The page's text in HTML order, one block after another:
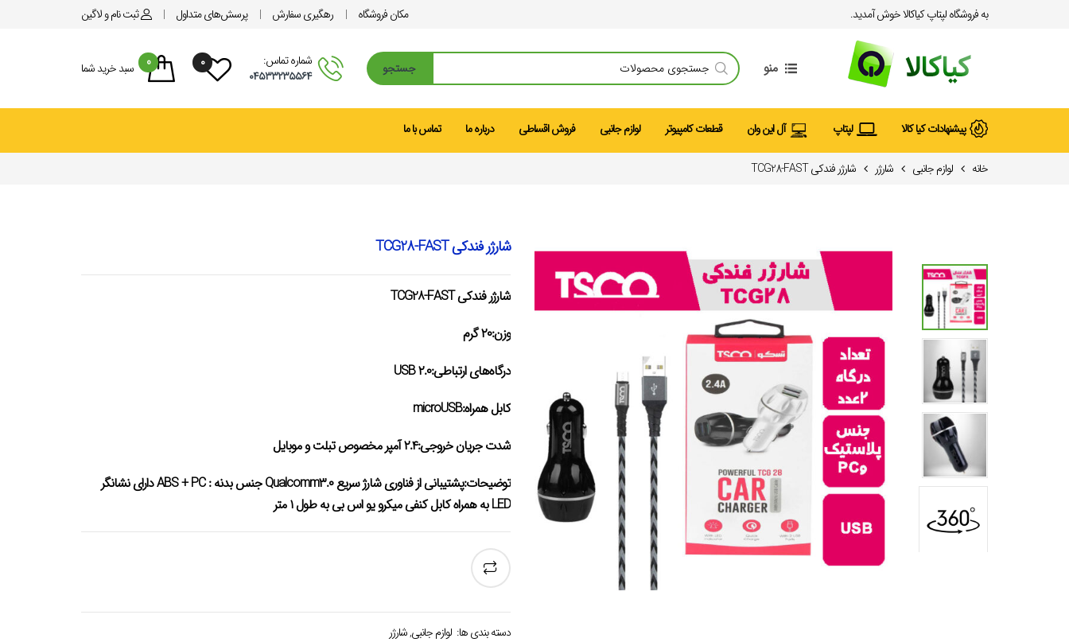
به فروشگاه لپتاپ کیاکالا خوش آمدید. مکان فروشگاه رهگیری سفارش پرسش‌های متداول ثبت نامو لاگین
منو جستجو
شماره تماس:
۰۴۵۳۳۲۳۵۵۶۴
۰ 0 سبد خرید شما
پیشنهادات کیا کالا لپتاپ آل این وان قطعات کامپیوتر لوازم جانبی فروش اقساطی درباره ما تماس با ما
خانه لوازم جانبی شارژر شارژر فندکی TCG28-FAST
شارژر فندکی TCG28-FAST
شارژر فندکی TCG28-FAST
وزن:۲۰ گرم
درگاه‌های ارتباطی:USB ۲.۰
کابل همراه:microUSB
شدت جریان خروجی:۲.۴ آمپر مخصوص تبلت و موبایل
توضیحات:
پشتیبانی از فناوری شارژ سریع Qualcomm۳.۰ جنس بدنه : ABS + PC دارای نشانگر
LED به همراه کابل کنفی میکرو یو اس بی به طول ۱ متر
دسته بندی ها: لوازم جانبی,شارژر